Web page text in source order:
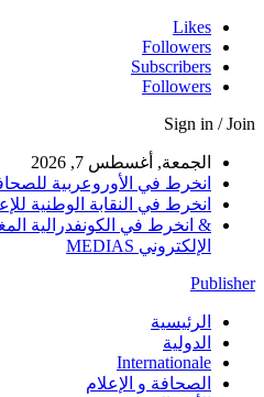
Likes
Followers
Subscribers
Followers
Sign in / Join
الجمعة, أغسطس 7, 2026
انخرط في الأوروعربية
انخرط في النقابة الوطنية
& انخرط في الكونفدرالية
الإلكتروني MEDIAS
Publisher
الرئيسية
الدولية
Internationale
الصحافة و الإعلام